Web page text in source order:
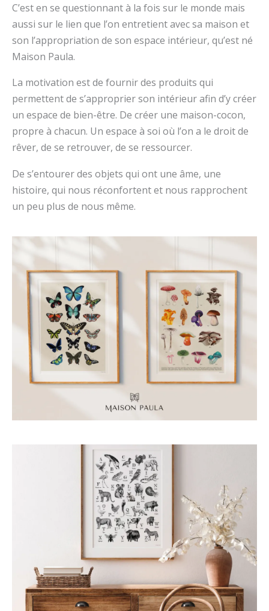
C’est en se questionnant à la fois sur le monde mais
aussi sur le lien que l’on entretient avec sa maison et
son l’appropriation de son espace intérieur, qu’est né
Maison Paula.
La motivation est de fournir des produits qui
permettent de s’approprier son intérieur afin d’y créer
un espace de bien-être. De créer une maison-cocon,
propre à chacun. Un espace à soi où l’on a le droit de
rêver, de se retrouver, de se ressourcer.
De s’entourer des objets qui ont une âme, une
histoire, qui nous réconfortent et nous rapprochent
un peu plus de nous même.